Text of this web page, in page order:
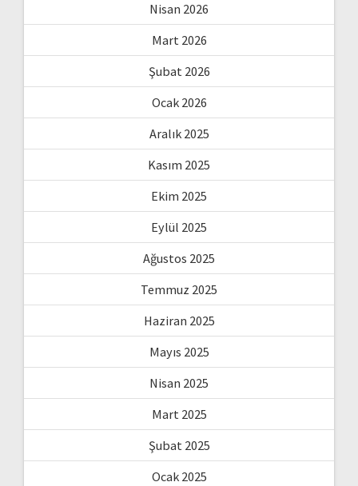
Nisan 2026
Mart 2026
Şubat 2026
Ocak 2026
Aralık 2025
Kasım 2025
Ekim 2025
Eylül 2025
Ağustos 2025
Temmuz 2025
Haziran 2025
Mayıs 2025
Nisan 2025
Mart 2025
Şubat 2025
Ocak 2025